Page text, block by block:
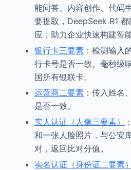
能问答、内容创作、代码
要提取，DeepSeek R1
应，助力企业快速构建智
银行卡三要素：检测输入
行卡号是否一致。毫秒级
国所有银联卡。
运营商二要素：传入姓名
是否一致。
实人认证（人像三要素）
和一张人脸照片，与公安
对，返回比对分值。
实名认证（身份证二要素）